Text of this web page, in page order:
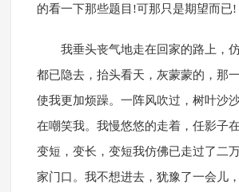
的看一下那些题目!可那只是期望而已!
我垂头丧气地走在回家的路上，
都已隐去，抬头看天，灰蒙蒙的，那
使我更加烦躁。一阵风吹过，树叶沙
在嘲笑我。我慢悠悠的走着，任影子
变短，变长，变短我仿佛已走过了二
家门口。我不想进去，犹豫了一会儿